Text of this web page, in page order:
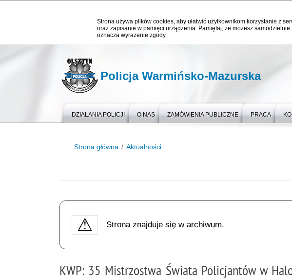
Strona używa plików cookies, aby ułatwić użytkownikom korzystanie z
oraz zapisanie w pamięci urządzenia. Pamiętaj, że możesz
oznacza wyrażenie zgody.
Policja Warmińsko-Mazurska
DZIAŁANIA POLICJI O NAS ZAMÓWIENIA PUBLICZNE PRACA
Strona główna Aktualności
Strona znajduje się w archiwum.
KWP: 35 Mistrzostwa Świata Policjantów w